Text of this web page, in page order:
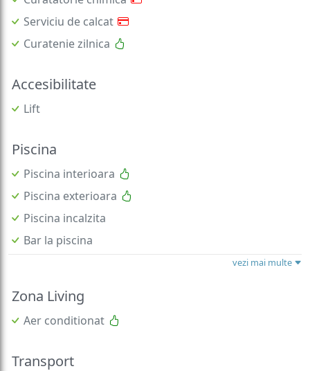
Serviciu de calcat
Curatenie zilnica
Accesibilitate
Lift
Piscina
Piscina interioara
Piscina exterioara
Piscina incalzita
Bar la piscina
vezi mai multe
Zona Living
Aer conditionat
Transport